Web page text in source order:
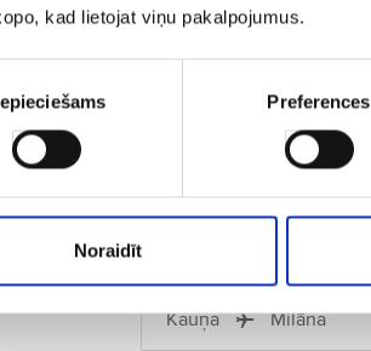
kad lietojat viņu pakalpojumus.
Preferences
Noraidīt
Kauņa Milāna
Milāna
Milāna
Kauņa Milāna